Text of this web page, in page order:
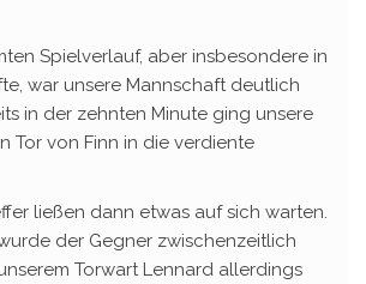
Spielverlauf, aber insbesondere in
war unsere Mannschaft deutlich
in der zehnten Minute ging unsere
Tor von Finn in die verdiente
ließen dann etwas auf sich warten.
der Gegner zwischenzeitlich
Torwart Lennard allerdings